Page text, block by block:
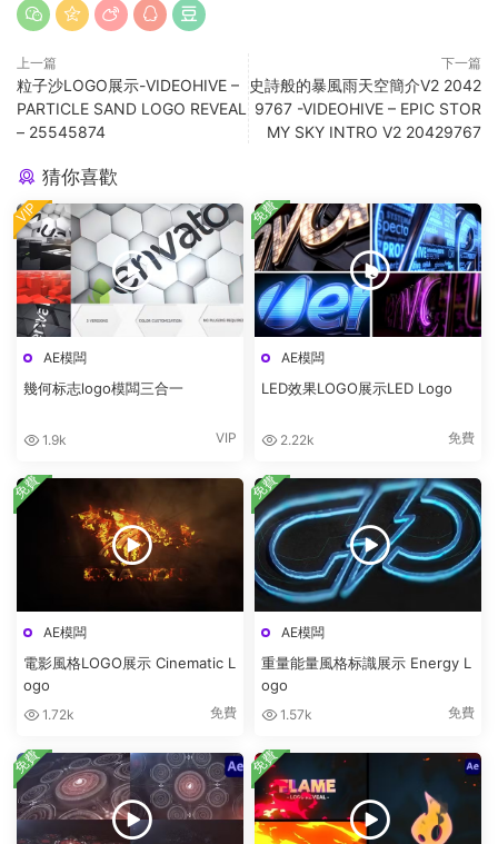
上一篇
粒子沙LOGO展示-VIDEOHIVE –
PARTICLE SAND LOGO REVEAL
– 25545874
下一篇
史詩般的暴風雨天空簡介V2 2042
9767 -VIDEOHIVE – EPIC STOR
MY SKY INTRO V2 20429767
猜你喜歡
AE模闆
幾何标志logo模闆三合一
1.9k VIP
VIP
AE模闆
LED效果LOGO展示LED Logo
2.22k 免費
免費
AE模闆
電影風格LOGO展示 Cinematic L
ogo
1.72k 免費
免費
AE模闆
重量能量風格标識展示 Energy L
ogo
1.57k 免費
免費
免費 免費